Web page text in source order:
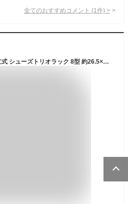
全てのおすすめコメント (1 件) >
和泉化成 シューズラック 組立式 シューズトリオラック 8型 約26.5×30×112.8cm 3699